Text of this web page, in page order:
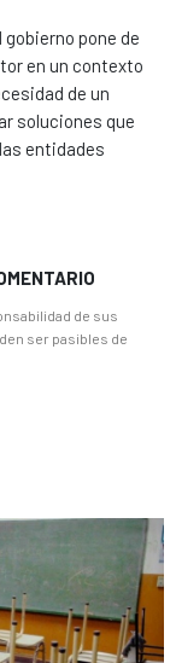
pone de
en un contexto
de un
soluciones que
entidades
de sus
ser pasibles de